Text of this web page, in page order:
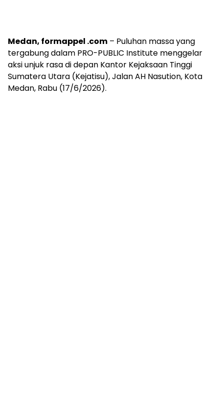
Medan, formappel .com – Puluhan massa yang
tergabung dalam PRO-PUBLIC Institute menggelar
aksi unjuk rasa di depan Kantor Kejaksaan Tinggi
Sumatera Utara (Kejatisu), Jalan AH Nasution, Kota
Medan, Rabu (17/6/2026).